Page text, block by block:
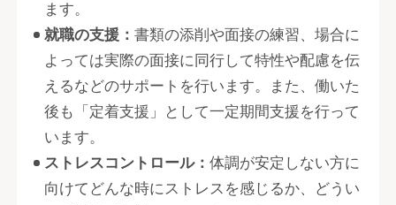
ます。
就職の支援：書類の添削や面接の練習、場合に
よっては実際の面接に同行して特性や配慮を伝
えるなどのサポートを行います。また、働いた
後も「定着支援」として一定期間支援を行って
います。
ストレスコントロール：体調が安定しない方に
向けてどんな時にストレスを感じるか、どうい